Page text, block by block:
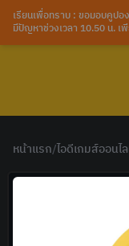
เรียนเพื่อทราบ : ขอมอบคูปอ
มีปัญหาช่วงเวลา 10.50 น. เ
หน้าแรก/ไอดีเกมส์ออนไ